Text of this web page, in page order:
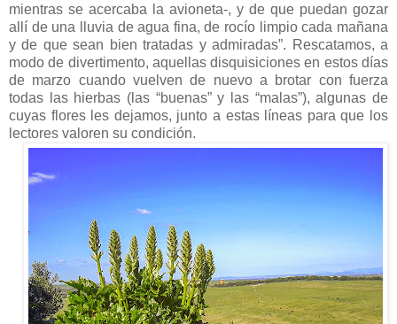
mientras se acercaba la avioneta-, y de que puedan gozar
allí de una lluvia de agua fina, de rocío limpio cada mañana
y de que sean bien tratadas y admiradas”. Rescatamos, a
modo de divertimento, aquellas disquisiciones en estos días
de marzo cuando vuelven de nuevo a brotar con fuerza
todas las hierbas (las “buenas” y las “malas”), algunas de
cuyas flores les dejamos, junto a estas líneas para que los
lectores valoren su condición.